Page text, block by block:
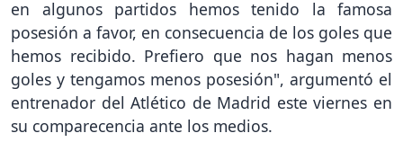
en algunos partidos hemos tenido la famosa
posesión a favor, en consecuencia de los goles que
hemos recibido. Prefiero que nos hagan menos
goles y tengamos menos posesión", argumentó el
entrenador del Atlético de Madrid este viernes en
su comparecencia ante los medios.